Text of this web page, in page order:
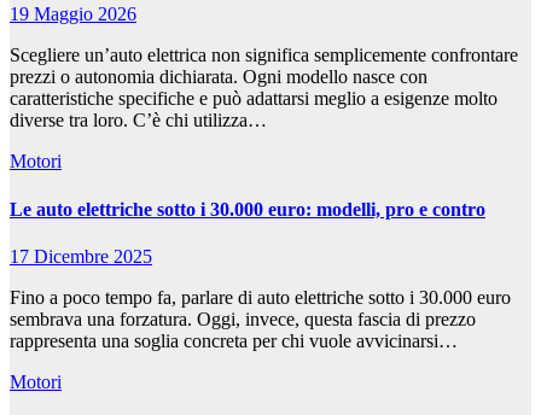
19 Maggio 2026
Scegliere un’auto elettrica non significa semplicemente confrontare
prezzi o autonomia dichiarata. Ogni modello nasce con
caratteristiche specifiche e può adattarsi meglio a esigenze molto
diverse tra loro. C’è chi utilizza…
Motori
Le auto elettriche sotto i 30.000 euro: modelli, pro e contro
17 Dicembre 2025
Fino a poco tempo fa, parlare di auto elettriche sotto i 30.000 euro
sembrava una forzatura. Oggi, invece, questa fascia di prezzo
rappresenta una soglia concreta per chi vuole avvicinarsi…
Motori